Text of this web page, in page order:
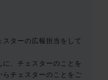
ターの広報担当をして
、チェスターのことを
チェスターのことをご